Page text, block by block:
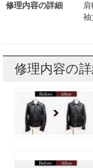
修理内容の詳細
修理内容の